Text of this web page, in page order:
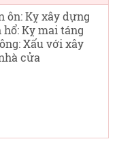
ôn: Kỵ xây dựng
hổ: Kỵ mai táng
Xấu với xây
cửa